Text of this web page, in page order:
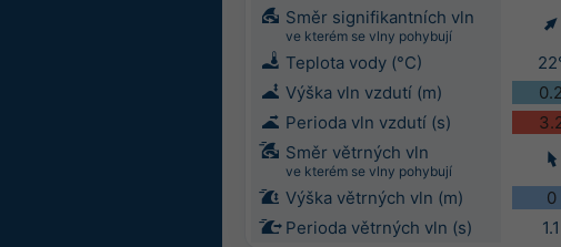
Směr signifikantních vln
ve kterém se vlny pohybují
Teplota vody (°C)
Výška vln vzdutí (m)
0.2
Perioda vln vzdutí (s)
Směr větrných vln
ve kterém se vlny pohybují
Výška větrných vln (m) 0
Perioda větrných vln (s)
1.1